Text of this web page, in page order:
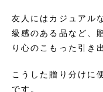
友人にはカジュアル
級感のある品など、
り心のこもった引き
こうした贈り分けに
です。